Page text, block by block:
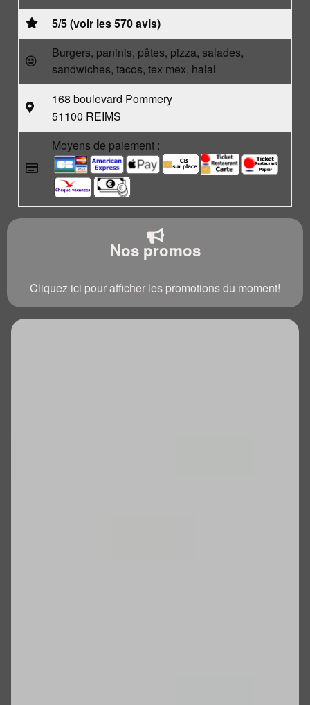
5/5 (voir les 570 avis)
Burgers, paninis, pâtes, pizza, salades,
sandwiches, tacos, tex mex, halal
168 boulevard Pommery
51100 REIMS
Moyens de paiement :
Nos promos
Cliquez ici pour afficher les promotions du moment!